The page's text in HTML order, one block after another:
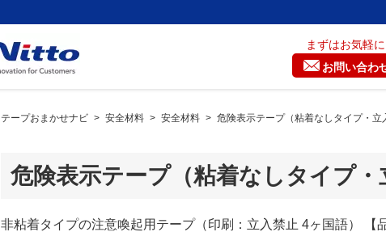
まずはお気軽に
お問い合わ
テープおまかせナビ > 安全材料 > 安全材料 > 危険表示テープ（粘着なしタイプ・
危険表示テープ（粘着なしタイプ
非粘着タイプの注意喚起用テープ（印刷：立入禁止 4ヶ国語） 【